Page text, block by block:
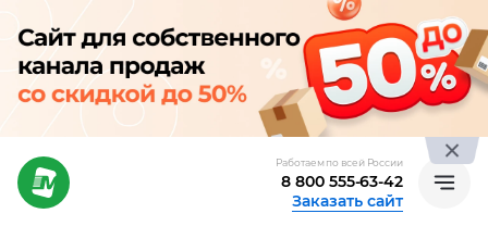
Работаем по всей России
8 800 555-63-42
Заказать сайт